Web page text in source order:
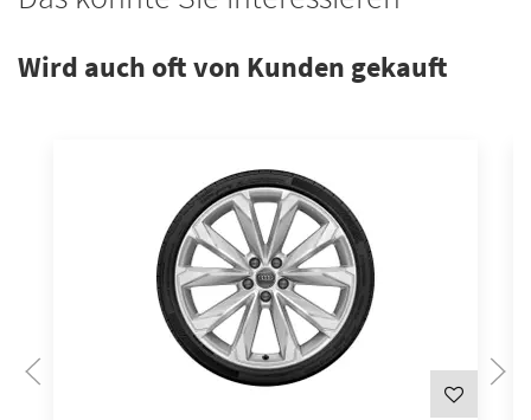
Wird auch oft von Kunden gekauft